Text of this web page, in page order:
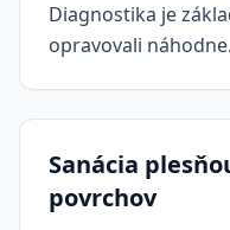
Diagnostika je
opravovali náhodne.
Sanácia
povrchov